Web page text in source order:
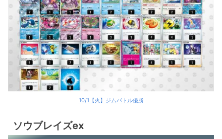
10/1【火】ジムバトル優勝
ソウブレイズex